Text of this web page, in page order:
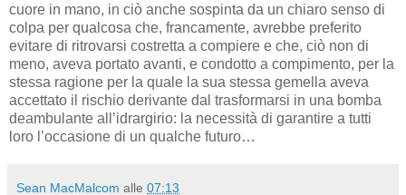
cuore in mano, in ciò anche sospinta da un chiaro senso di
colpa per qualcosa che, francamente, avrebbe preferito
evitare di ritrovarsi costretta a compiere e che, ciò non di
meno, aveva portato avanti, e condotto a compimento, per la
stessa ragione per la quale la sua stessa gemella aveva
accettato il rischio derivante dal trasformarsi in una bomba
deambulante all’idrargirio: la necessità di garantire a tutti
loro l’occasione di un qualche futuro…
Sean MacMalcom alle 07:13